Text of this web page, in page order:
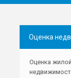
Оценка
Оценка жилой